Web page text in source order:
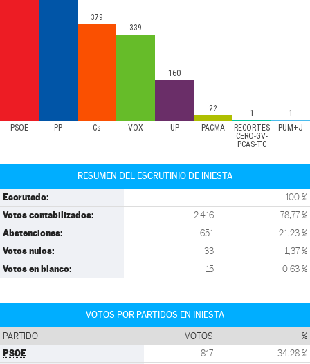
PSOE PP Cs VOX UP PACMA
RECORTES
CERO-GV-
PCAS-TC
PUM+J
379
339
160
22 1 1
RESUMEN DEL ESCRUTINIO DE INIESTA
Escrutado: 100 %
Votos contabilizados: 2.416 78,77 %
Abstenciones: 651 21,23 %
Votos nulos: 33 1,37 %
Votos en blanco: 15 0,63 %
VOTOS POR PARTIDOS EN INIESTA
PARTIDO VOTOS %
PSOE 817 34,28 %